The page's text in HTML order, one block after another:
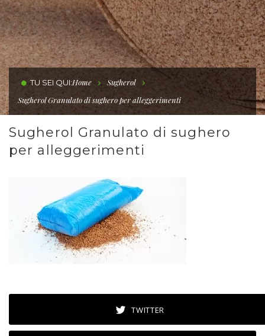
TU SEI QUI:Home
Sugherol
Sugherol Granulato di sughero per alleggerimenti
Sugherol Granulato di sughero
per alleggerimenti
TWITTER